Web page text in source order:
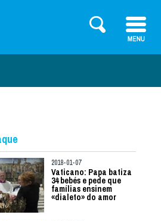
2018-01-07
Vaticano: Papa batiza
34 bebés e pede que
famílias ensinem
«dialeto» do amor